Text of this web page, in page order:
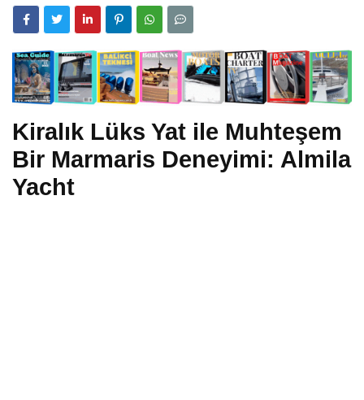
Kiralık Lüks Yat ile Muhteşem
Bir Marmaris Deneyimi: Almila
Yacht